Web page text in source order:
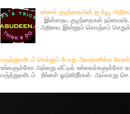
உங்கள் குழந்தையின் ஐ.க்யூ
இன்றைய குழந்தைகள்
அறிவை இன்னும் கொஞ்சம்
மருத்துவரிடம் செல்லும் போது அவதானிக்க
உங்களுக்கோ அல்லது வீட்டில் உள்ளவர்களுக்கோ
மரு்த்துவரிடம் நீங்கள் ஓடுகிறீர்கள். அவ்வாறு